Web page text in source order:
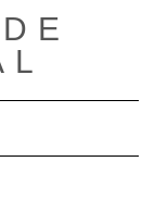
navegación